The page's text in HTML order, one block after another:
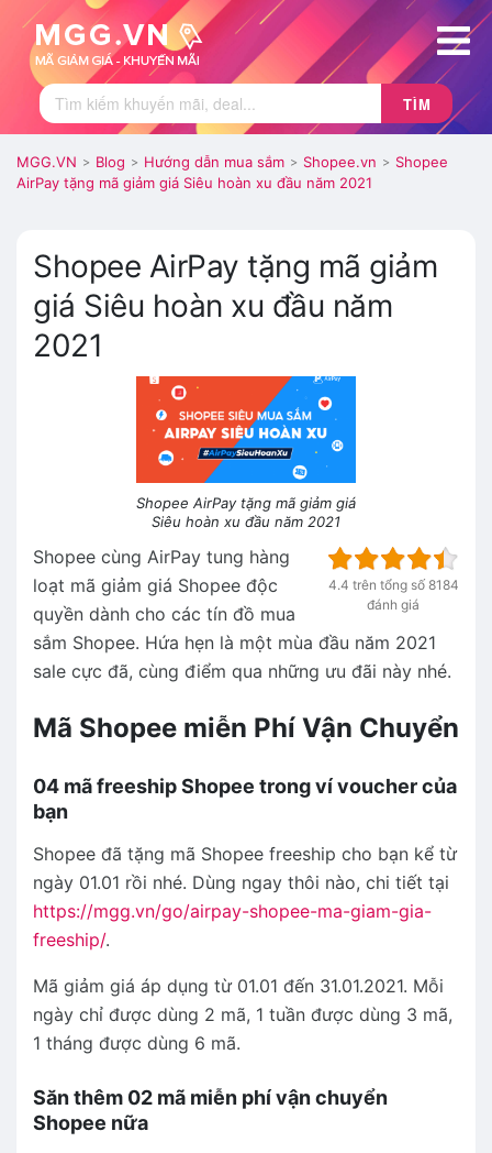
TÌM
MGG.VN > Blog > Hướng dẫn mua sắm > Shopee.vn > Shopee
AirPay tặng mã giảm giá Siêu hoàn xu đầu năm 2021
Shopee AirPay tặng mã giảm
giá Siêu hoàn xu đầu năm
2021
Shopee AirPay tặng mã giảm giá
Siêu hoàn xu đầu năm 2021
4.4 trên tổng số 8184
đánh giá
Shopee cùng AirPay tung hàng
loạt mã giảm giá Shopee độc
quyền dành cho các tín đồ mua
sắm Shopee. Hứa hẹn là một mùa đầu năm 2021
sale cực đã, cùng điểm qua những ưu đãi này nhé.
Mã Shopee miễn Phí Vận Chuyển
04 mã freeship Shopee trong ví voucher của
bạn
Shopee đã tặng mã Shopee freeship cho bạn kể từ
ngày 01.01 rồi nhé. Dùng ngay thôi nào, chi tiết tại
https://mgg.vn/go/airpay-shopee-ma-giam-gia-
freeship/.
Mã giảm giá áp dụng từ 01.01 đến 31.01.2021. Mỗi
ngày chỉ được dùng 2 mã, 1 tuần được dùng 3 mã,
1 tháng được dùng 6 mã.
Săn thêm 02 mã miễn phí vận chuyển
Shopee nữa